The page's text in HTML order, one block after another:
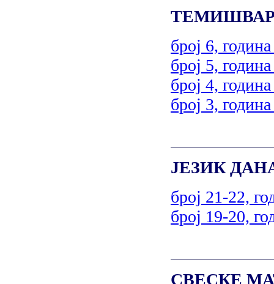
број 6,
број 5,
број 4,
број 3,
ЈЕЗИК
број 21-22,
број 19-20,
СВЕСКЕ